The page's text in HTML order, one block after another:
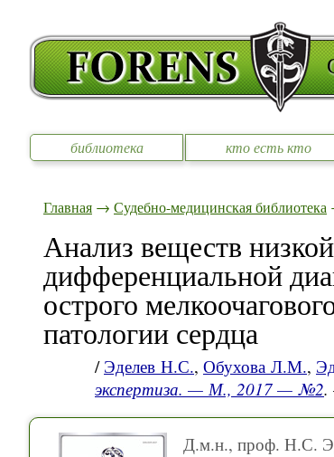
библиотека кто есть кто
Главная → Судебно-медицинская библиотека
Анализ веществ
дифференциальной
острого
патологии сердца
/ Эделев Н.С., Обухова Л.М.,
экспертиза. — М., 2017 — №2.
Д.м.н., проф. Н.С.